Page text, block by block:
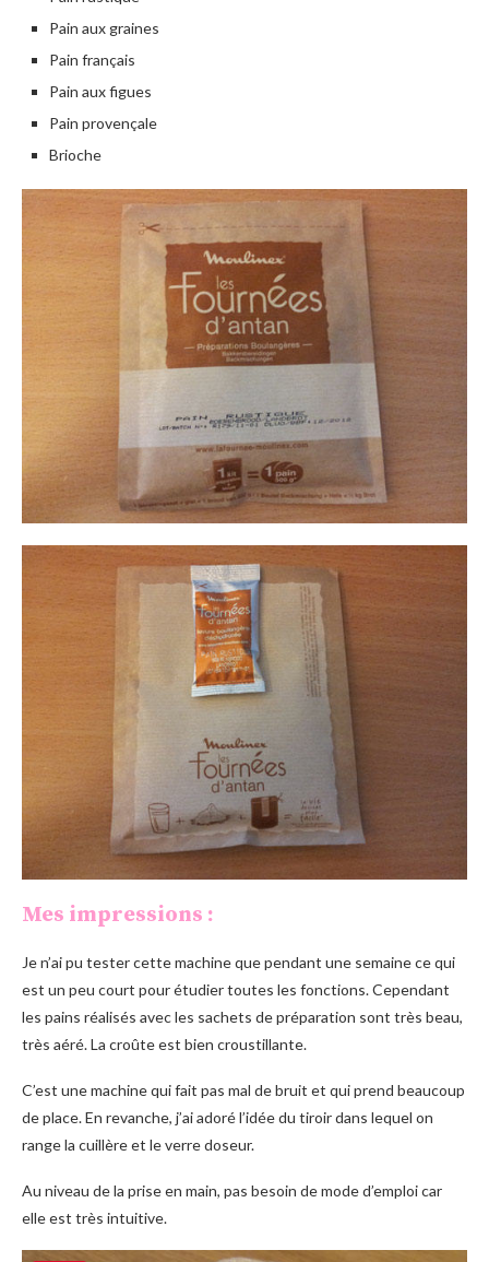
Pain aux graines
Pain français
Pain aux figues
Pain provençale
Brioche
Mes impressions :
Je n’ai pu tester cette machine que pendant une semaine ce qui
est un peu court pour étudier toutes les fonctions. Cependant
les pains réalisés avec les sachets de préparation sont très beau,
très aéré. La croûte est bien croustillante.
C’est une machine qui fait pas mal de bruit et qui prend beaucoup
de place. En revanche, j’ai adoré l’idée du tiroir dans lequel on
range la cuillère et le verre doseur.
Au niveau de la prise en main, pas besoin de mode d’emploi car
elle est très intuitive.